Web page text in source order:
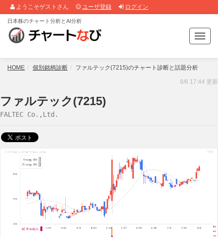
ようこそゲストさん ユーザ登録 ログイン
T
o
g
e
o
日本株のチャート分析とAI分析
HOME 個別銘柄診断 ファルテック(7215)のチャート診断と話題分析
8/6 17:44 更新
ファルテック(7215)
FALTEC Co.,Ltd.